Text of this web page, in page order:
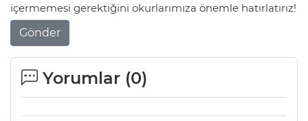
içermemesi gerektiğini okurlarımıza önemle hatırlatırız!
Gönder
Yorumlar (0)